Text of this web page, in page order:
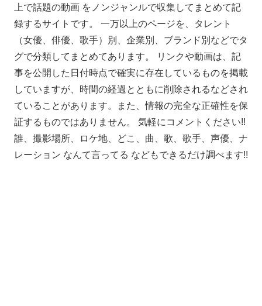
上で話題の動画 をノンジャンルで収集してまとめて記
録するサイトです。 一万以上のページを、タレント
（女優、俳優、歌手）別、企業別、ブランド別などでタ
グで分類してまとめてあります。 リンクや動画は、記
事を公開した日付時点で確実に存在しているものを掲載
していますが、時間の経過とともに削除されるなどされ
ていることがあります。また、情報の完全な正確性を保
証するものではありません。 気軽にコメントください!!
誰、撮影場所、ロケ地、どこ、曲、歌、歌手、声優、ナ
レーション なんて言ってる などもできるだけ調べます!!